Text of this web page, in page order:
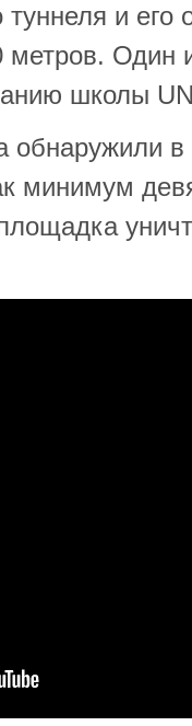
и его
метров. Один
школы
в
минимум